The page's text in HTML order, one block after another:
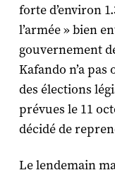
forte d’environ
l’armée » bien
gouvernement
Kafando n’a
des élections
prévues le 11
décidé de
Le lendemain